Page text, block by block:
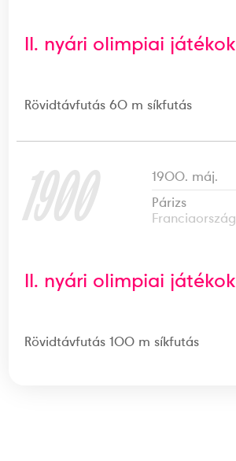
II. nyári olimpiai játékok
Rövidtávfutás 60 m síkfutás
1900
1900. máj.
Párizs
Franciaország
II. nyári olimpiai játékok
Rövidtávfutás 100 m síkfutás